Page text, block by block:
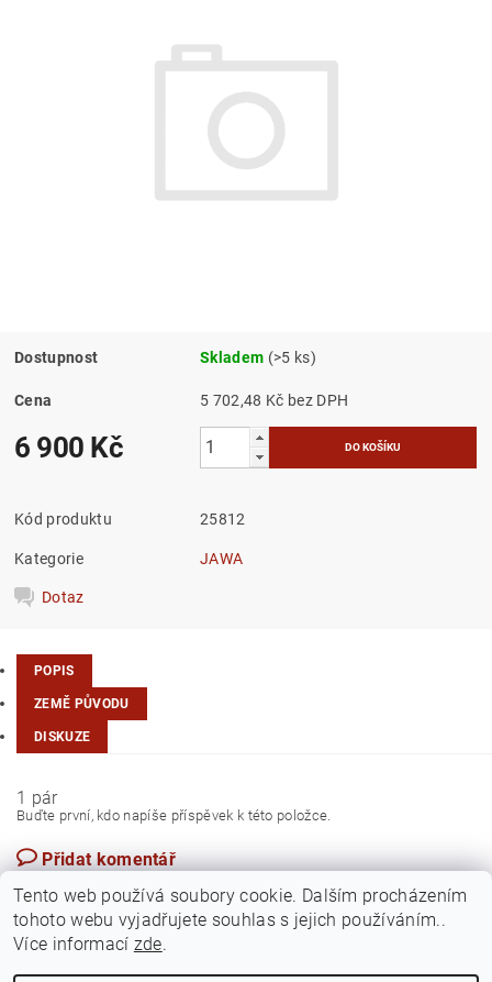
Dostupnost Skladem (>5 ks)
Cena 5 702,48 Kč bez DPH
6 900 Kč
Kód produktu 25812
Kategorie JAWA
Dotaz
POPIS
ZEMĚ PŮVODU
DISKUZE
1 pár
Buďte první, kdo napíše příspěvek k této položce.
Přidat komentář
Tento web používá soubory cookie. Dalším procházením
tohoto webu vyjadřujete souhlas s jejich používáním..
Více informací zde.